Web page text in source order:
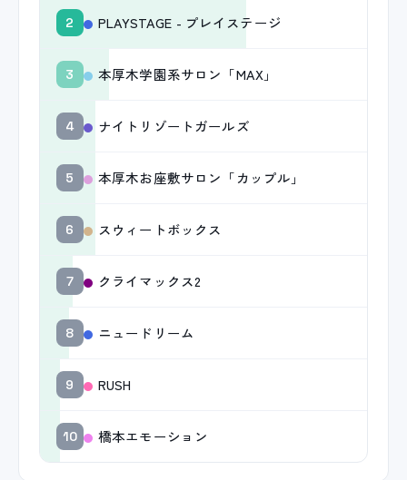
2 PLAYSTAGE - プレイステージ
3 本厚木学園系サロン「MAX」
4 ナイトリゾートガールズ
5 本厚木お座敷サロン「カップル」
6 スウィートボックス
7 クライマックス2
8 ニュードリーム
9 RUSH
10 橋本エモーション